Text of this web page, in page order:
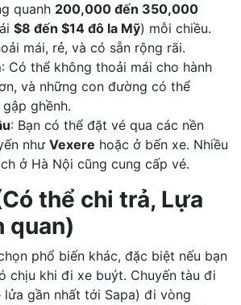
quanh 200,000 đến 350,000
$8 đến $14 đô la Mỹ) mỗi chiều.
mái, rẻ, và có sẵn rộng rãi.
: Có thể không thoải mái cho hành
và những con đường có thể
ghềnh.
: Bạn có thể đặt vé qua các nền
như Vexere hoặc ở bến xe. Nhiều
ở Hà Nội cũng cung cấp vé.
thể chi trả, Lựa
quan)
phổ biến khác, đặc biệt nếu bạn
chịu khi đi xe buýt. Chuyến tàu đi
lửa gần nhất tới Sapa) đi vòng